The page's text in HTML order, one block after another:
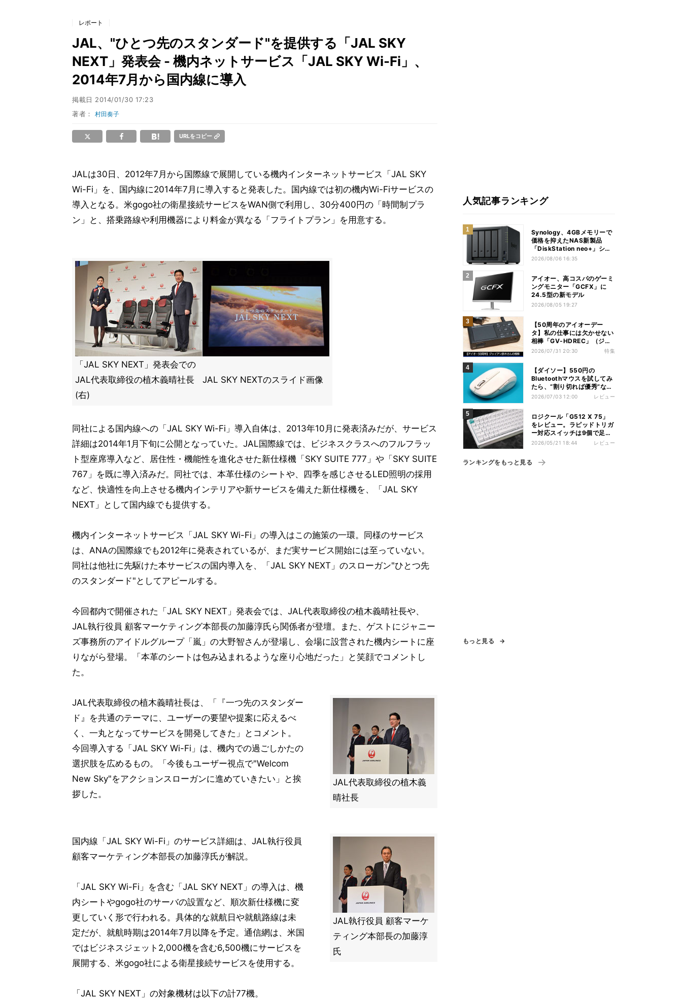
レポート
JAL、"ひとつ先のスタンダード"を提供する「JAL SKY
NEXT」発表会 - 機内ネットサービス「JAL SKY Wi-Fi」、
2014年7月から国内線に導入
掲載日 2014/01/30 17:23
著者：村田奏子
URLをコピー
JALは30日、2012年7月から国際線で展開している機内インターネットサービス「JAL SKY
Wi-Fi」を、国内線に2014年7月に導入すると発表した。国内線では初の機内Wi-Fiサービスの
導入となる。米gogo社の衛星接続サービスをWAN側で利用し、30分400円の「時間制プラ
ン」と、搭乗路線や利用機器により料金が異なる「フライトプラン」を用意する。
「JAL SKY NEXT」発表会での
JAL代表取締役の植木義晴社長
(右)
JAL SKY NEXTのスライド画像
同社による国内線への「JAL SKY Wi-Fi」導入自体は、2013年10月に発表済みだが、サービス
詳細は2014年1月下旬に公開となっていた。JAL国際線では、ビジネスクラスへのフルフラッ
ト型座席導入など、居住性・機能性を進化させた新仕様機「SKY SUITE 777」や「SKY SUITE
767」を既に導入済みだ。同社では、本革仕様のシートや、四季を感じさせるLED照明の採用
など、快適性を向上させる機内インテリアや新サービスを備えた新仕様機を、「JAL SKY
NEXT」として国内線でも提供する。
機内インターネットサービス「JAL SKY Wi-Fi」の導入はこの施策の一環。同様のサービス
は、ANAの国際線でも2012年に発表されているが、まだ実サービス開始には至っていない。
同社は他社に先駆けた本サービスの国内導入を、「JAL SKY NEXT」のスローガン"ひとつ先
のスタンダード"としてアピールする。
今回都内で開催された「JAL SKY NEXT」発表会では、JAL代表取締役の植木義晴社長や、
JAL執行役員 顧客マーケティング本部長の加藤淳氏ら関係者が登壇。また、ゲストにジャニー
ズ事務所のアイドルグループ「嵐」の大野智さんが登場し、会場に設営された機内シートに座
りながら登場。「本革のシートは包み込まれるような座り心地だった」と笑顔でコメントし
た。
JAL代表取締役の植木義
晴社長
JAL代表取締役の植木義晴社長は、「『一つ先のスタンダー
ド』を共通のテーマに、ユーザーの要望や提案に応えるべ
く、一丸となってサービスを開発してきた」とコメント。
今回導入する「JAL SKY Wi-Fi」は、機内での過ごしかたの
選択肢を広めるもの。「今後もユーザー視点で"Welcom
New Sky"をアクションスローガンに進めていきたい」と挨
拶した。
JAL執行役員 顧客マーケ
ティング本部長の加藤淳
氏
国内線「JAL SKY Wi-Fi」のサービス詳細は、JAL執行役員
顧客マーケティング本部長の加藤淳氏が解説。
「JAL SKY Wi-Fi」を含む「JAL SKY NEXT」の導入は、機
内シートやgogo社のサーバの設置など、順次新仕様機に変
更していく形で行われる。具体的な就航日や就航路線は未
定だが、就航時期は2014年7月以降を予定。通信網は、米国
ではビジネスジェット2,000機を含む6,500機にサービスを
展開する、米gogo社による衛星接続サービスを使用する。
「JAL SKY NEXT」の対象機材は以下の計77機。
人気記事ランキング
Synology、4GBメモリーで
価格を抑えたNAS新製品
「DiskStation neo+」シリ
ーズ
2026/08/06 16:35
アイオー、高コスパのゲーミ
ングモニター「GCFX」に
24.5型の新モデル
2026/08/05 19:27
【50周年のアイオーデー
タ】私の仕事には欠かせない
相棒「GV-HDREC」（ジャ
イアン鈴木さん）
2026/07/31 20:30 特集
【ダイソー】550円の
Bluetoothマウスを試してみ
たら、“割り切れば優秀”な1
台だった
2026/07/03 12:00 レビュー
ロジクール「G512 X 75」
をレビュー。ラピッドトリガ
ー対応スイッチは9個で足り
るのか？
2026/05/21 18:44 レビュー
ランキングをもっと見る
もっと見る